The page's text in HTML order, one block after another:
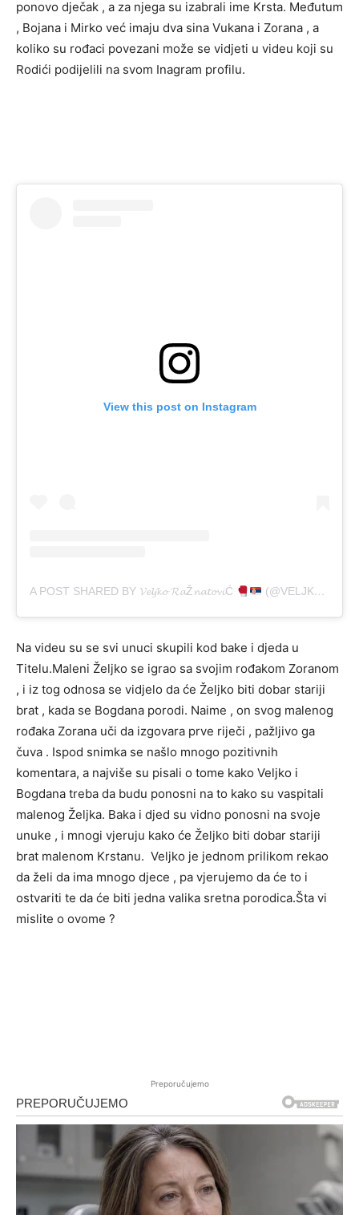
ponovo dječak , a za njega su izabrali ime Krsta. Međutum
, Bojana i Mirko već imaju dva sina Vukana i Zorana , a
koliko su rođaci povezani može se vidjeti u videu koji su
Rodići podijelili na svom Inagram profilu.
View this post on Instagram
A POST SHARED BY 𝓥𝓮𝓵𝓳𝓴𝓸 𝓡𝓪Ž𝓷𝓪𝓽𝓸𝓿𝓲Ć (@VELJKORAZNATOVICFAN10)
Na videu su se svi unuci skupili kod bake i djeda u
Titelu.Maleni Željko se igrao sa svojim rođakom Zoranom
, i iz tog odnosa se vidjelo da će Željko biti dobar stariji
brat , kada se Bogdana porodi. Naime , on svog malenog
rođaka Zorana uči da izgovara prve riječi , pažljivo ga
čuva . Ispod snimka se našlo mnogo pozitivnih
komentara, a najviše su pisali o tome kako Veljko i
Bogdana treba da budu ponosni na to kako su vaspitali
malenog Željka. Baka i djed su vidno ponosni na svoje
unuke , i mnogi vjeruju kako će Željko biti dobar stariji
brat malenom Krstanu. Veljko je jednom prilikom rekao
da želi da ima mnogo djece , pa vjerujemo da će to i
ostvariti te da će biti jedna valika sretna porodica.Šta vi
mislite o ovome ?
Preporučujemo